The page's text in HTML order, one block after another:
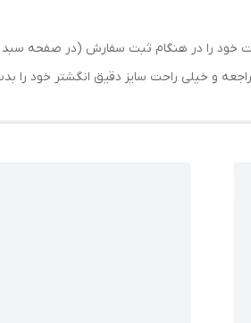
انگشت خود را در هنگام ثبت سفارش (در
و خیلی راحت سایز دقیق انگشتر خود را